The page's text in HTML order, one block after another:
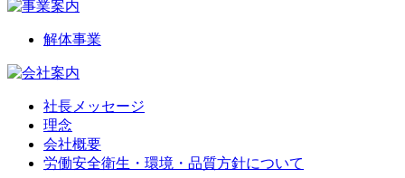
解体事業
社長メッセージ
理念
会社概要
労働安全衛生・環境・品質方針について